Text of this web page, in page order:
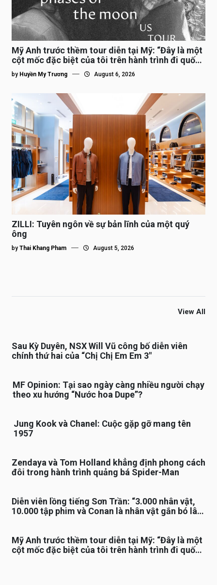
Mỹ Anh trước thềm tour diễn tại Mỹ: “Đây là một
cột mốc đặc biệt của tôi trên hành trình đi quốc
tế”
by Huyền My Trương August 6, 2026
ZILLI: Tuyên ngôn về sự bản lĩnh của một quý
ông
by Thai Khang Pham August 5, 2026
View All
Sau Kỳ Duyên, NSX Will Vũ công bố diễn viên
chính thứ hai của “Chị Chị Em Em 3″
MF Opinion: Tại sao ngày càng nhiều người chạy
theo xu hướng “Nước hoa Dupe”?
Jung Kook và Chanel: Cuộc gặp gỡ mang tên
1957
Zendaya và Tom Holland khẳng định phong cách
đôi trong hành trình quảng bá Spider-Man
Diễn viên lồng tiếng Sơn Trần: “3.000 nhân vật,
10.000 tập phim và Conan là nhân vật gắn bó lâu
Mỹ Anh trước thềm tour diễn tại Mỹ: “Đây là một
cột mốc đặc biệt của tôi trên hành trình đi quốc